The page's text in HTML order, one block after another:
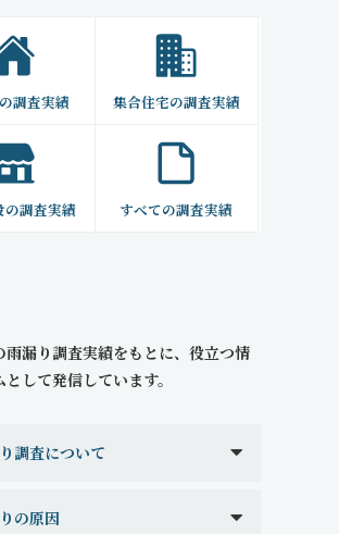
調査実績 集合住宅の調査実績
の調査実績 すべての調査実績
雨漏り調査実績をもとに、役立つ情
して発信しています。
調査について
の原因